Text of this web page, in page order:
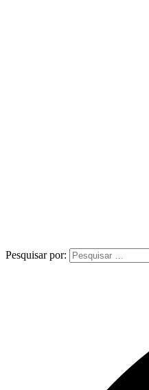
Pesquisar por: